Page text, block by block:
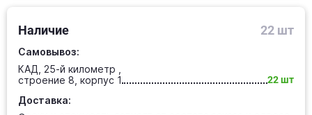
Наличие 22 шт
Самовывоз:
КАД, 25-й километр ,
строение 8, корпус 1
22 шт
Доставка: